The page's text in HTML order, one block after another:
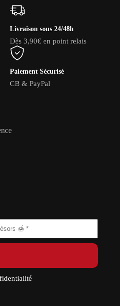
Livraison sous 24/48h
Dès 3,90€ en point relais
Paiement Sécurisé
CB & PayPal